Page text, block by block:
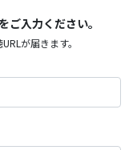
ご入力ください。
が届きます。